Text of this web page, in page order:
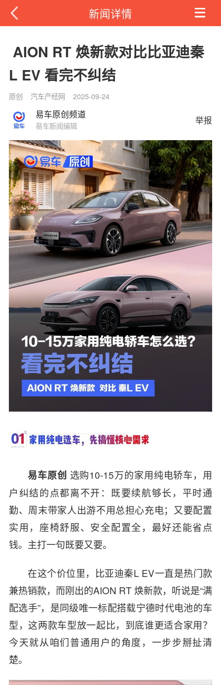
新闻详情
AION RT 焕新款对比比亚迪秦
L EV 看完不纠结
原创 汽车产经网 2025-09-24
易车原创频道
易车新闻编辑
举报
易车原创 选购10-15万的家用纯电轿车，用
户纠结的点都离不开：既要续航够长，平时通
勤、周末带家人出游不用总担心充电；又要配置
实用，座椅舒服、安全配置全，最好还能省点
钱。主打一句既要又要。
在这个价位里，比亚迪秦L EV一直是热门款
兼热销款，而刚出的AION RT 焕新款，听说是“满
配选手”，是同级唯一标配搭载宁德时代电池的车
型，这两款车型放一起比，到底谁更适合家用？
今天就从咱们普通用户的角度，一步步掰扯清
楚。